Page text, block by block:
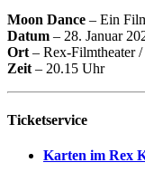
Moon Dance – Ein
Datum – 28. Januar
Ort – Rex-Filmtheater
Zeit – 20.15 Uhr
Ticketservice
Karten im Rex